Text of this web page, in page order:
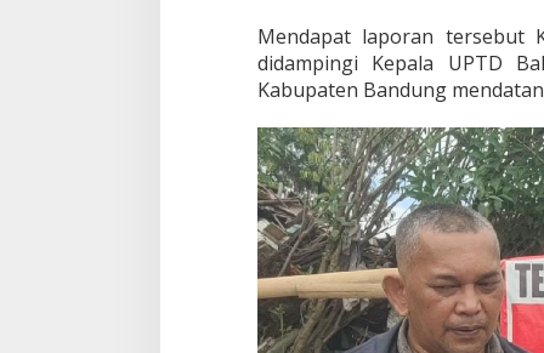
s
i
M
s
a
l
a
h
S
a
m
p
a
Mendapat laporan tersebut
didampingi Kepala UPTD
Kabupaten Bandung